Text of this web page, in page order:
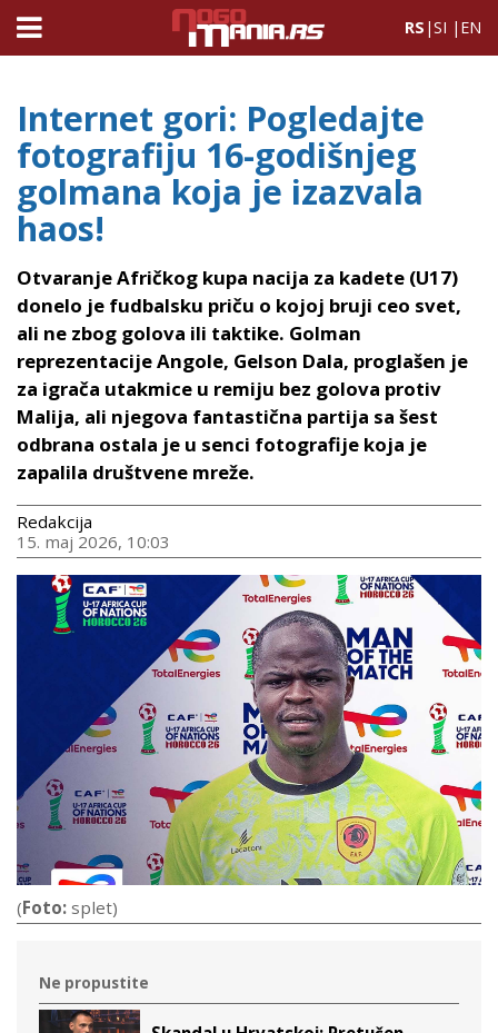
RS |SI | EN
Internet gori: Pogledajte
fotografiju 16-godišnjeg
golmana koja je izazvala
haos!
Otvaranje Afričkog kupa nacija za kadete (U17)
donelo je fudbalsku priču o kojoj bruji ceo svet,
ali ne zbog golova ili taktike. Golman
reprezentacije Angole, Gelson Dala, proglašen je
za igrača utakmice u remiju bez golova protiv
Malija, ali njegova fantastična partija sa šest
odbrana ostala je u senci fotografije koja je
zapalila društvene mreže.
Redakcija
15. maj 2026, 10:03
(Foto: splet)
Ne propustite